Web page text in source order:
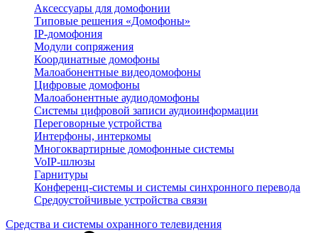
Аксессуары для домофонии
Типовые решения «Домофоны»
IP-домофония
Модули сопряжения
Координатные домофоны
Малоабонентные видеодомофоны
Цифровые домофоны
Малоабонентные аудиодомофоны
Системы цифровой записи аудиоинформации
Переговорные устройства
Интерфоны, интеркомы
Многоквартирные домофонные системы
VoIP-шлюзы
Гарнитуры
Конференц-системы и системы синхронного перевода
Средоустойчивые устройства связи
Средства и системы охранного телевидения